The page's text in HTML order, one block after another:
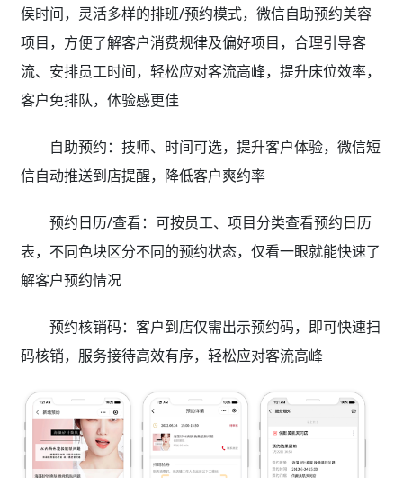
侯时间，灵活多样的排班/预约模式，微信自助预约美容
项目，方便了解客户消费规律及偏好项目，合理引导客
流、安排员工时间，轻松应对客流高峰，提升床位效率，
客户免排队，体验感更佳
自助预约：技师、时间可选，提升客户体验，微信短
信自动推送到店提醒，降低客户爽约率
预约日历/查看：可按员工、项目分类查看预约日历
表，不同色块区分不同的预约状态，仅看一眼就能快速了
解客户预约情况
预约核销码：客户到店仅需出示预约码，即可快速扫
码核销，服务接待高效有序，轻松应对客流高峰